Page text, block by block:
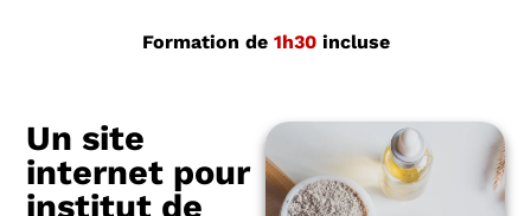
Formation de 1h30incluse
Un site
internet pour
institut de